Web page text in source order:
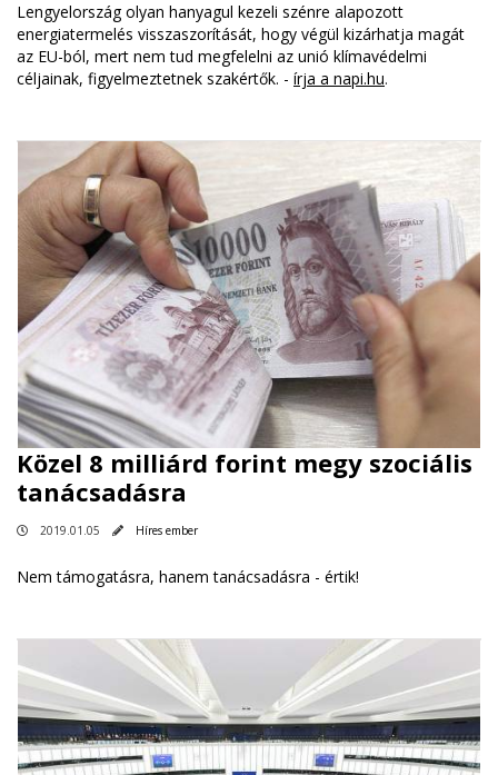
Lengyelország olyan hanyagul kezeli szénre alapozott
energiatermelés visszaszorítását, hogy végül kizárhatja magát
az EU-ból, mert nem tud megfelelni az unió klímavédelmi
céljainak, figyelmeztetnek szakértők. - írja a napi.hu.
Közel 8 milliárd forint megy szociális
tanácsadásra
2019.01.05 Híres ember
Nem támogatásra, hanem tanácsadásra - értik!